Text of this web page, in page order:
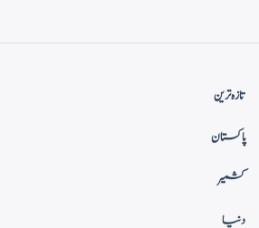
تازہ ترین
پاکستان
کشمیر
دنیا